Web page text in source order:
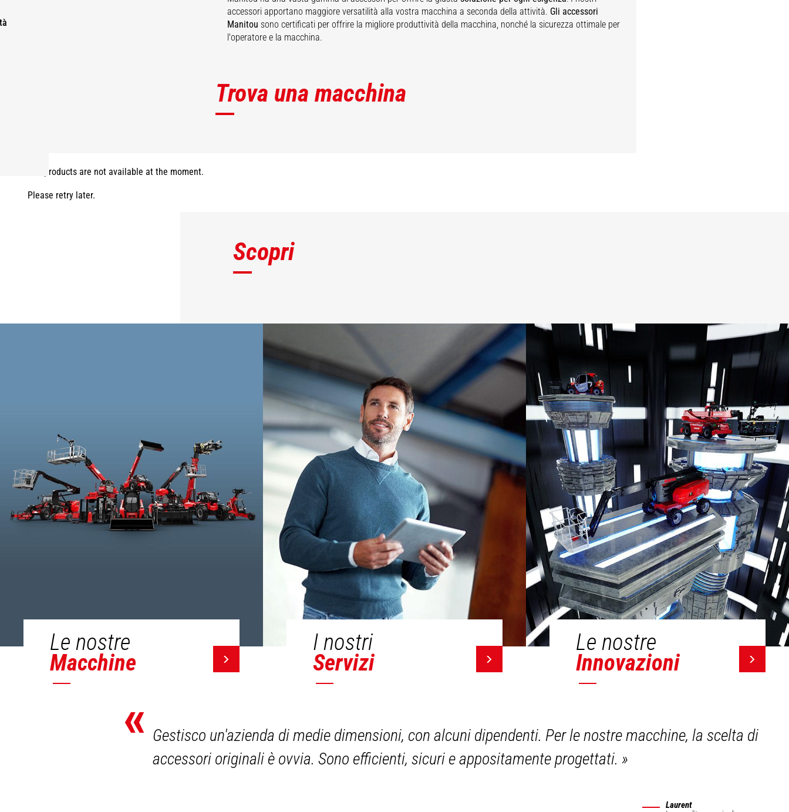
accessori apportano maggiore versatilità alla vostra macchina a seconda della attività. Gli accessori
Manitou sono certificati per offrire la migliore produttività della macchina, nonché la sicurezza ottimale per
l'operatore e la macchina.
Trova una macchina
The products are not available at the moment.
Please retry later.
Scopri
Le nostre
Macchine
I nostri
Servizi
Le nostre
Innovazioni
« Gestisco un'azienda di medie dimensioni, con alcuni dipendenti. Per le nostre macchine, la scelta di
accessori originali è ovvia. Sono efficienti, sicuri e appositamente progettati.»
Laurent